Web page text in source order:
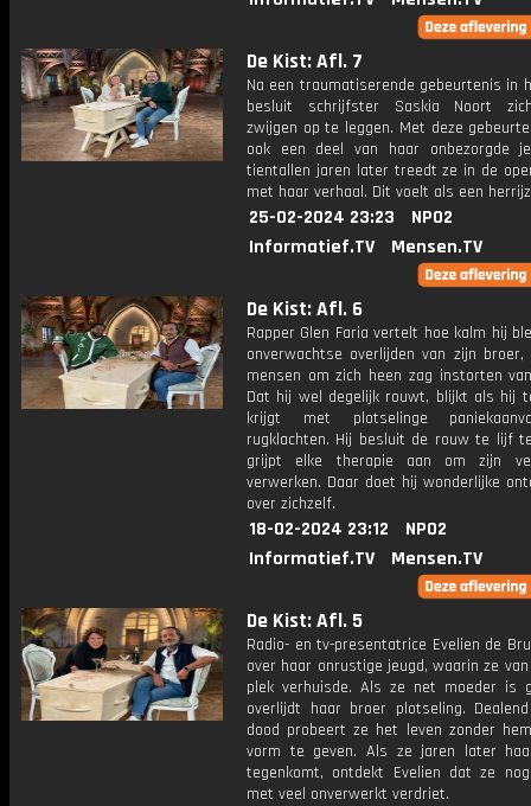
De Kist: Afl. 7
Na een traumatiserende gebeurtenis in
besluit schrijfster Saskia Noort
zwijgen op te leggen. Met deze
ook een deel van haar onbezorgde
tientallen jaren later treedt ze in de
met haar verhaal. Dit voelt als een
25-02-2024 23:23
NPO2
Informatief.TV
Mensen.TV
De Kist: Afl. 6
Rapper Glen Faria vertelt hoe kalm hij
onverwachtse overlijden van zijn
mensen om zich heen zag instorten
Dat hij wel degelijk rouwt, blijkt als hij
krijgt met plotselinge
rugklachten. Hij besluit de rouw te lijf
grijpt elke therapie aan om zijn
verwerken. Daar doet hij wonderlijke
over zichzelf.
18-02-2024 23:12
NPO2
Informatief.TV
Mensen.TV
De Kist: Afl. 5
Radio- en tv-presentatrice Evelien de
over haar onrustige jeugd, waarin ze
plek verhuisde. Als ze net moeder is
overlijdt haar broer plotseling.
dood probeert ze het leven zonder
vorm te geven. Als ze jaren later
tegenkomt, ontdekt Evelien dat ze
met veel onverwerkt verdriet.